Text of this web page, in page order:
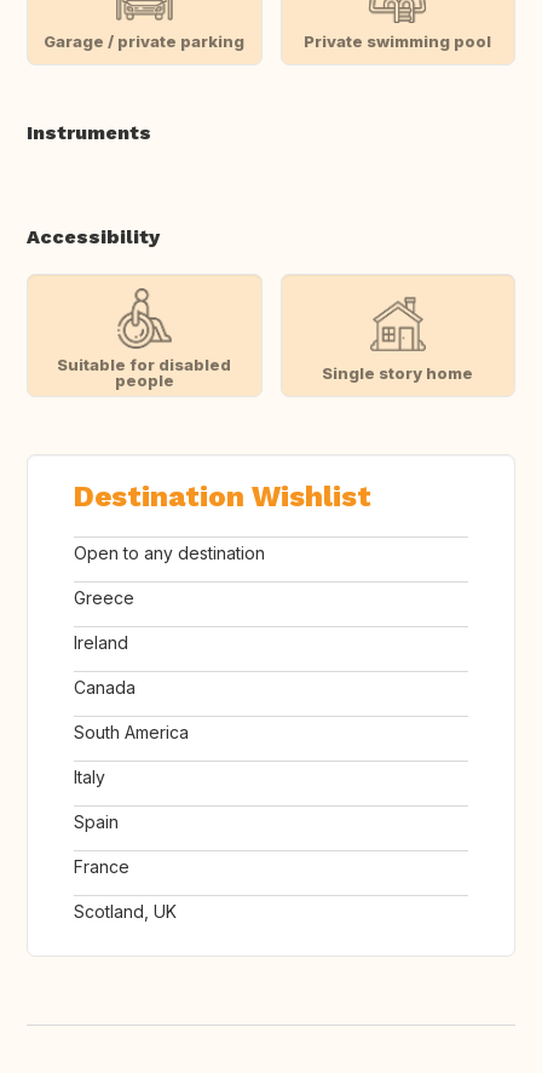
Garage / private parking Private swimming pool
Instruments
Accessibility
Suitable for disabled
people
Single story home
Destination Wishlist
Open to any destination
Greece
Ireland
Canada
South America
Italy
Spain
France
Scotland, UK